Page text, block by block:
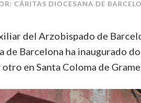
CÁRITAS DIOCESANA DE
del Arzobispado de
de Barcelona ha inaugurado
en Santa Coloma de